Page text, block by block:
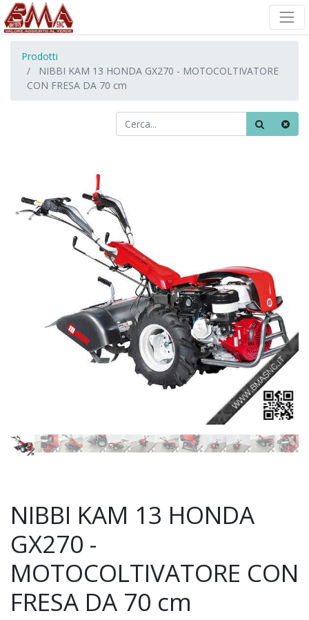
Prodotti
NIBBI KAM 13 HONDA GX270 - MOTOCOLTIVATORE
CON FRESA DA 70 cm
NIBBI KAM 13 HONDA
GX270 -
MOTOCOLTIVATORE CON
FRESA DA 70 cm